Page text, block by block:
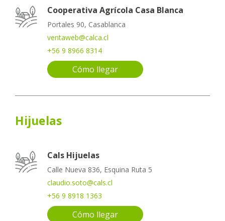
Cooperativa Agrícola Casa Blanca
Portales 90, Casablanca
ventaweb@calca.cl
+56 9 8966 8314
Cómo llegar
Hijuelas
Cals Hijuelas
Calle Nueva 836, Esquina Ruta 5
claudio.soto@cals.cl
+56 9 8918 1363
Cómo llegar